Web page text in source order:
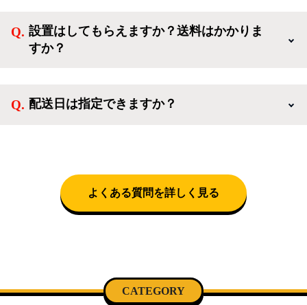
活を応援するような家電セットから、季節・空調家
電、調理家電、生活家電まで、幅広く中古家電を取り
設置はしてもらえますか？送料はかかりま
すか？
神奈川・千葉)において自社配送を選択いただくこと
配送日は指定できますか？
話にて日時決定に関するご連絡をさせて頂きます。
よくある質問を詳しく見る
CATEGORY